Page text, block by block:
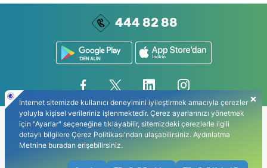
444 82 88
Gizlilik Politikası Kişisel Verilerin Korunması Kullanıcı Sözleşmesi Bilgi Toplumu Hizmetleri